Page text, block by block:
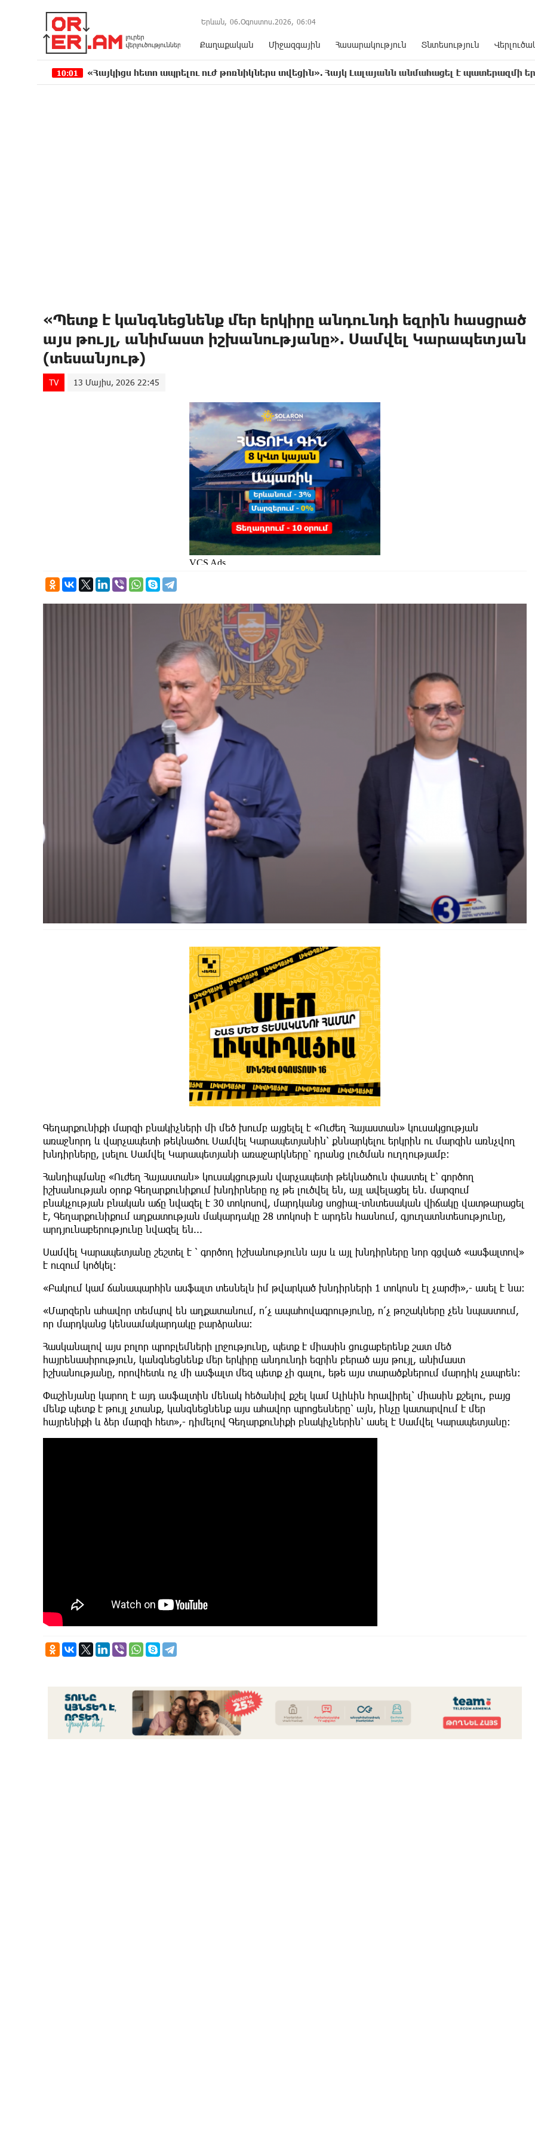
Երևան, 06.Օգոստոս.2026, 06:04
Քաղաքական Միջազգային Հասարակություն Տնտեսություն
«Հայկիցս հետո ապրելու ուժ թոռնիկներս տվեցին». Հայկ Լալայանն անմահացել է պատերազմի երկրորդ
«Պետք է կանգնեցնենք մեր երկիրը անդունդի եզրին հասցրած
այս թույլ, անիմաստ իշխանությանը». Սամվել Կարապետյան
(տեսանյութ)
TV 13 Մայիս, 2026 22:45
Գեղարքունիքի մարզի բնակիչների մի մեծ խումբ այցելել է «Ուժեղ Հայաստան» կուսակցության
առաջնորդ և վարչապետի թեկնածու Սամվել Կարապետյանին՝ քննարկելու երկրին ու մարզին առնչվող
խնդիրները, լսելու Սամվել Կարապետյանի առաջարկները՝ դրանց լուծման ուղղությամբ։
Հանդիպմանը «Ուժեղ Հայաստան» կուսակցության վարչապետի թեկնածուն փաստել է՝ գործող
իշխանության օրոք Գեղարքունիքում խնդիրները ոչ թե լուծվել են, այլ ավելացել են. մարզում
բնակչության բնական աճը նվազել է 30 տոկոսով, մարդկանց սոցիալ-տնտեսական վիճակը վատթարացել
է, Գեղարքունիքում աղքատության մակարդակը 28 տոկոսի է արդեն հասնում, գյուղատնտեսությունը,
արդյունաբերությունը նվազել են...
Սամվել Կարապետյանը շեշտել է ՝ գործող իշխանությունն այս և այլ խնդիրները նոր գցված «ասֆալտով»
է ուզում կոծկել։
«Բակում կամ ճանապարհին ասֆալտ տեսնելն իմ թվարկած խնդիրների 1 տոկոսն էլ չարժի»,- ասել է նա։
«Մարզերն ահավոր տեմպով են աղքատանում, ո՛չ ապահովագրությունը, ո՛չ թոշակները չեն նպաստում,
որ մարդկանց կենսամակարդակը բարձրանա։
Հասկանալով այս բոլոր պրոբլեմների լրջությունը, պետք է միասին ցուցաբերենք շատ մեծ
հայրենասիրություն, կանգնեցնենք մեր երկիրը անդունդի եզրին բերած այս թույլ, անիմաստ
իշխանությանը, որովհետև ոչ մի ասֆալտ մեզ պետք չի գալու, եթե այս տարածքներում մարդիկ չապրեն։
Փաշինյանը կարող է այդ ասֆալտին մենակ հեծանիվ քշել կամ Ալիևին հրավիրել՝ միասին քշելու, բայց
մենք պետք է թույլ չտանք, կանգնեցնենք այս ահավոր պրոցեսները՝ այն, ինչը կատարվում է մեր
հայրենիքի և ձեր մարզի հետ»,- դիմելով Գեղարքունիքի բնակիչներին՝ ասել է Սամվել Կարապետյանը։